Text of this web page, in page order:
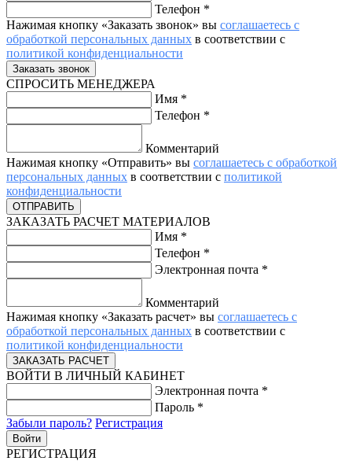
Телефон *
Нажимая кнопку «Заказать звонок» вы соглашаетесь с
обработкой персональных данных в соответствии с
политикой конфиденциальности
СПРОСИТЬ МЕНЕДЖЕРА
Имя *
Телефон *
Комментарий
Нажимая кнопку «Отправить» вы соглашаетесь с обработкой
персональных данных в соответствии с политикой
конфиденциальности
ЗАКАЗАТЬ РАСЧЕТ МАТЕРИАЛОВ
Имя *
Телефон *
Электронная почта *
Комментарий
Нажимая кнопку «Заказать расчет» вы соглашаетесь с
обработкой персональных данных в соответствии с
политикой конфиденциальности
ВОЙТИ В ЛИЧНЫЙ КАБИНЕТ
Электронная почта *
Пароль *
Забыли пароль? Регистрация
РЕГИСТРАЦИЯ